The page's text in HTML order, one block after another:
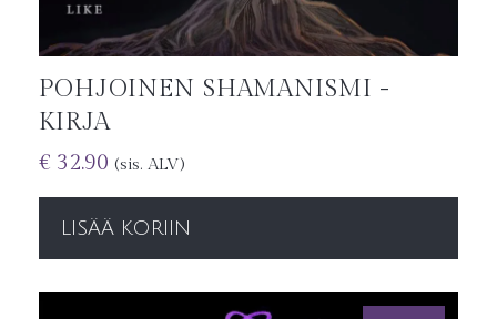
POHJOINEN SHAMANISMI -
KIRJA
€ 32.90 (sis. ALV)
LISÄÄ KORIIN